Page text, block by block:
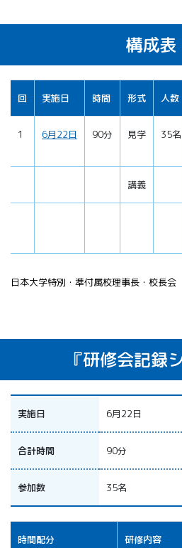
ISEB
遣プ
ム
構成表
回 実施日 時間 形式 人数
1 6月22日 90分 見学 35名
講義
日本大学特別・準付属校理事長・校長会
『研修会記録
実施日 6月22日
合計時間 90分
参加数 35名
時間配分 研修内容